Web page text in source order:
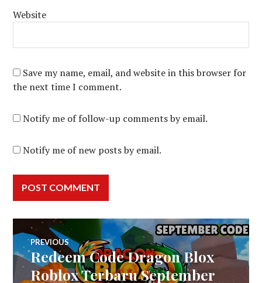
Website
Save my name, email, and website in this browser for
the next time I comment.
Notify me of follow-up comments by email.
Notify me of new posts by email.
Post
navigation
PREVIOUS
Previous
post:
Redeem Code Dragon Blox
Roblox Terbaru September